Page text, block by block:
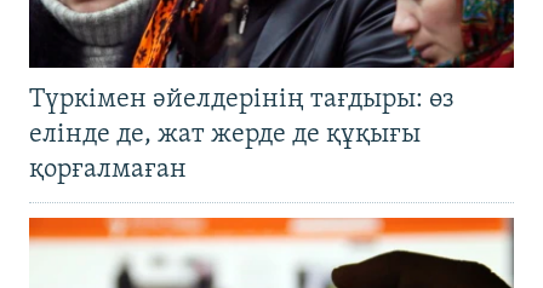
Түркімен әйелдерінің тағдыры: өз
елінде де, жат жерде де құқығы
қорғалмаған